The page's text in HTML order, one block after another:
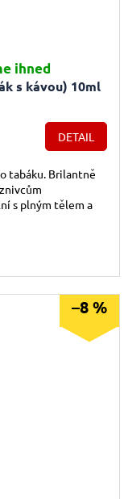
s kávou) 10ml
ihned
DETAIL
tabáku. Brilantně
s plným tělem a
–8 %